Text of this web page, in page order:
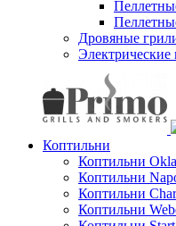
Дровяные
Электрические
Коптильни
Коптильни
Коптильни
Коптильни
Коптильни